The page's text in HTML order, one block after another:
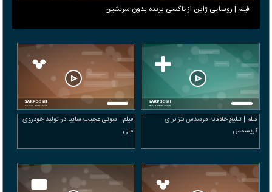
فیلم | رونمایی ژاپن از تاکسی پرنده بدون سرنشین
فیلم | تبلیغ خلاقانه مرسدس بنز برای
کریسمس
فیلم | سوتی عجیب سایپا در تولید خودروی
ملی